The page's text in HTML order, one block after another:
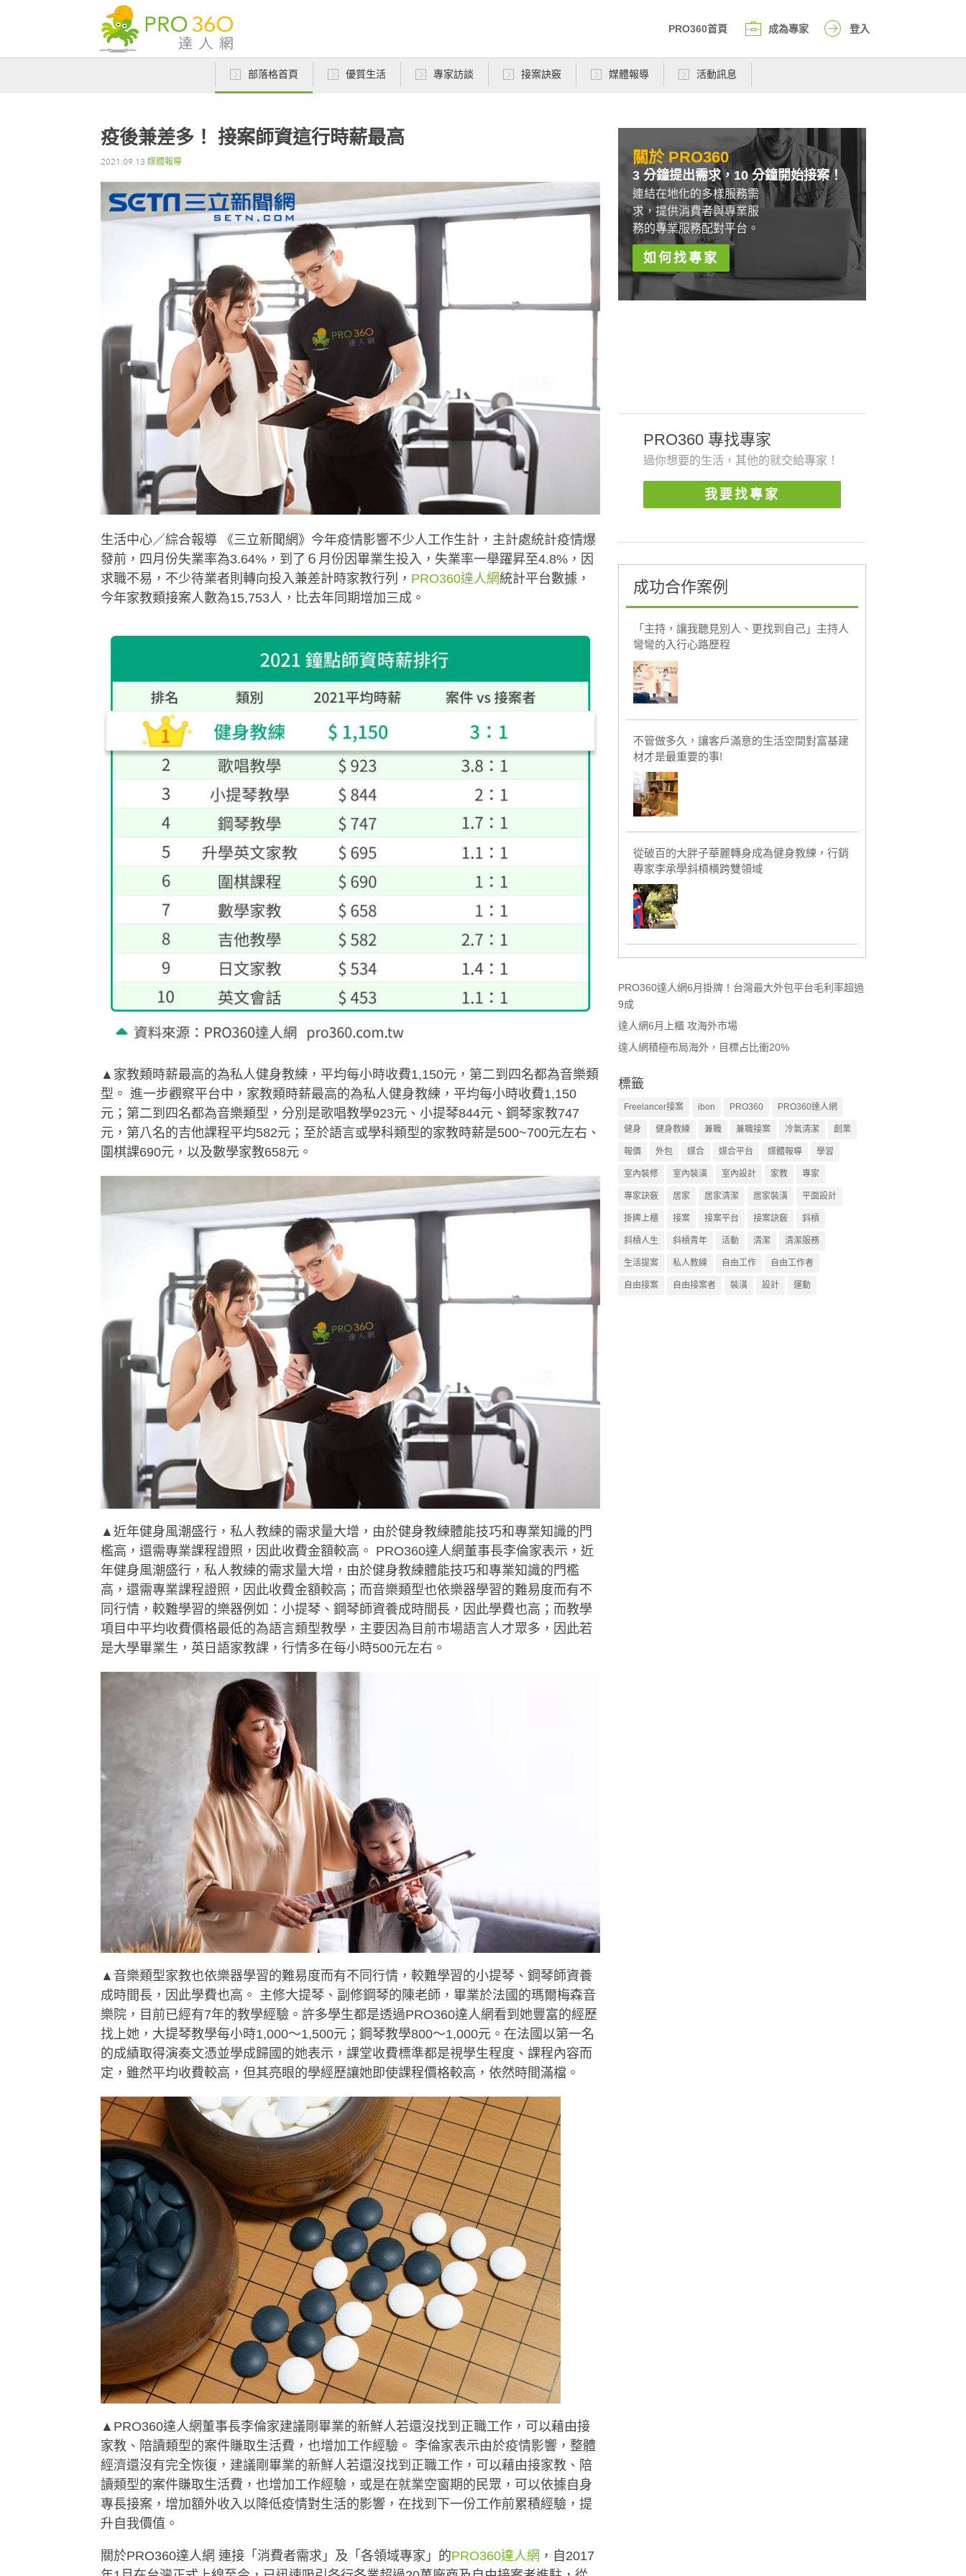
PRO360首頁 成為專家 登入
部落格首頁 優質生活 專家訪談 接案訣竅 媒體報導 活動訊息
疫後兼差多！ 接案師資這行時薪最高
2021.09.13 媒體報導
生活中心／綜合報導 《三立新聞網》今年疫情影響不少人工作生計，主計處統計疫情爆
發前，四月份失業率為3.64%，到了６月份因畢業生投入，失業率一舉躍昇至4.8%，因
求職不易，不少待業者則轉向投入兼差計時家教行列， PRO360達人網統計平台數據，
今年家教類接案人數為15,753人，比去年同期增加三成。
▲家教類時薪最高的為私人健身教練，平均每小時收費1,150元，第二到四名都為音樂類
型。 進一步觀察平台中，家教類時薪最高的為私人健身教練，平均每小時收費1,150
元；第二到四名都為音樂類型，分別是歌唱教學923元、小提琴844元、鋼琴家教747
元，第八名的吉他課程平均582元；至於語言或學科類型的家教時薪是500~700元左右、
圍棋課690元，以及數學家教658元。
▲近年健身風潮盛行，私人教練的需求量大增，由於健身教練體能技巧和專業知識的門
檻高，還需專業課程證照，因此收費金額較高。 PRO360達人網董事長李倫家表示，近
年健身風潮盛行，私人教練的需求量大增，由於健身教練體能技巧和專業知識的門檻
高，還需專業課程證照，因此收費金額較高；而音樂類型也依樂器學習的難易度而有不
同行情，較難學習的樂器例如：小提琴、鋼琴師資養成時間長，因此學費也高；而教學
項目中平均收費價格最低的為語言類型教學，主要因為目前市場語言人才眾多，因此若
是大學畢業生，英日語家教課，行情多在每小時500元左右。
▲音樂類型家教也依樂器學習的難易度而有不同行情，較難學習的小提琴、鋼琴師資養
成時間長，因此學費也高。 主修大提琴、副修鋼琴的陳老師，畢業於法國的瑪爾梅森音
樂院，目前已經有7年的教學經驗。許多學生都是透過PRO360達人網看到她豐富的經歷
找上她，大提琴教學每小時1,000～1,500元；鋼琴教學800～1,000元。在法國以第一名
的成績取得演奏文憑並學成歸國的她表示，課堂收費標準都是視學生程度、課程內容而
定，雖然平均收費較高，但其亮眼的學經歷讓她即使課程價格較高，依然時間滿檔。
▲PRO360達人網董事長李倫家建議剛畢業的新鮮人若還沒找到正職工作，可以藉由接
家教、陪讀類型的案件賺取生活費，也增加工作經驗。 李倫家表示由於疫情影響，整體
經濟還沒有完全恢復，建議剛畢業的新鮮人若還沒找到正職工作，可以藉由接家教、陪
讀類型的案件賺取生活費，也增加工作經驗，或是在就業空窗期的民眾，可以依據自身
專長接案，增加額外收入以降低疫情對生活的影響，在找到下一份工作前累積經驗，提
升自我價值。
關於PRO360達人網 連接「消費者需求」及「各領域專家」的PRO360達人網 ，自2017
關於 PRO360
3 分鐘提出需求，10 分鐘開始接案！
連結在地化的多樣服務需
求，提供消費者與專業服
務的專業服務配對平台。
如何找專家
PRO360 專找專家
過你想要的生活，其他的就交給專家！
我要找專家
成功合作案例
「主持，讓我聽見別人、更找到自己」主持人
彎彎的入行心路歷程
不管做多久，讓客戶滿意的生活空間對富基建
材才是最重要的事!
從破百的大胖子華麗轉身成為健身教練，行銷
專家李承學斜槓橫跨雙領域
PRO360達人網6月掛牌！台灣最大外包平台毛利率超過
9成
達人網6月上櫃 攻海外市場
達人網積極布局海外，目標占比衝20%
標籤
Freelancer接案 ibon PRO360 PRO360達人網
健身 健身教練 兼職 兼職接案 冷氣清潔 創業
報價 外包 媒合 媒合平台 媒體報導 學習
室內裝修 室內裝潢 室內設計 家教 專家
專家訣竅 居家 居家清潔 居家裝潢 平面設計
掛牌上櫃 接案 接案平台 接案訣竅 斜槓
斜槓人生 斜槓青年 活動 清潔 清潔服務
生活提案 私人教練 自由工作 自由工作者
自由接案 自由接案者 裝潢 設計 運動